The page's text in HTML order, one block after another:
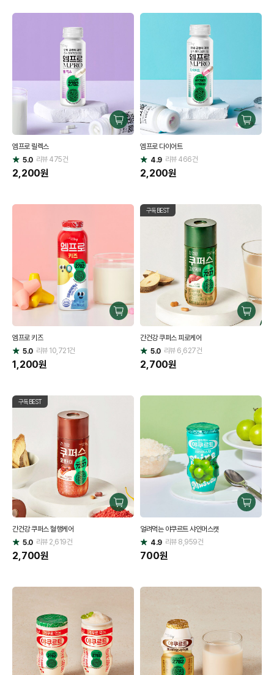
구
매
엠프로 릴렉스
별
점
5.0 리뷰475건
2,200원
구
매
엠프로 다이어트
별
점
4.9 리뷰466건
2,200원
구
매
엠프로 키즈
별
점
5.0 리뷰10,721건
1,200원
구독BEST
구
매
간건강 쿠퍼스 피로케어
별
점
5.0 리뷰6,627건
2,700원
구독BEST
구
매
간건강 쿠퍼스 혈행케어
별
점
5.0 리뷰2,619건
2,700원
구
매
얼려먹는 야쿠르트 샤인머스캣
별
점
4.9 리뷰8,959건
700원